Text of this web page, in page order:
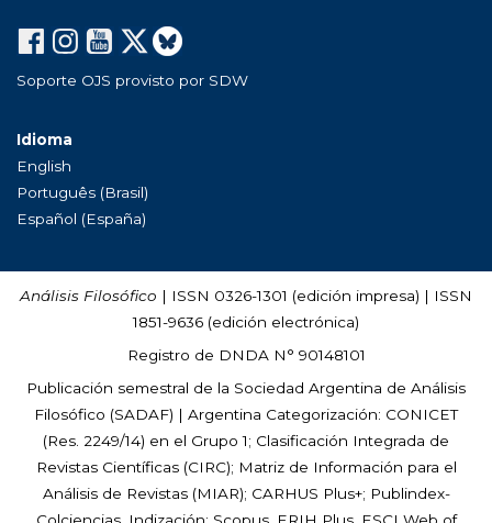
Soporte OJS provisto por SDW
Idioma
English
Português (Brasil)
Español (España)
Análisis Filosófico | ISSN 0326-1301 (edición impresa) | ISSN
1851-9636 (edición electrónica)
Registro de DNDA N° 90148101
Publicación semestral de la Sociedad Argentina de Análisis
Filosófico (SADAF) | Argentina Categorización: CONICET
(Res. 2249/14) en el Grupo 1; Clasificación Integrada de
Revistas Científicas (CIRC); Matriz de Información para el
Análisis de Revistas (MIAR); CARHUS Plus+; Publindex-